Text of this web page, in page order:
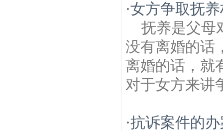
·女方争取抚
抚养是父母
没有离婚的话
离婚的话，就
对于女方来讲
·抗诉案件的